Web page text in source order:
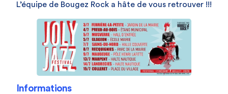
L’équipe de Bougez Rock a hâte de vous retrouver !!!
Informations